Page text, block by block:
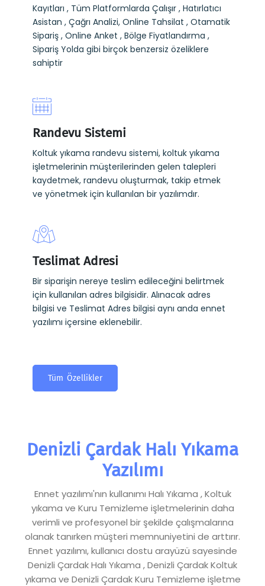
Kayıtları , Tüm Platformlarda Çalışır , Hatırlatıcı
Asistan , Çağrı Analizi, Online Tahsilat , Otamatik
Sipariş , Online Anket , Bölge Fiyatlandırma ,
Sipariş Yolda gibi birçok benzersiz özeliklere
sahiptir
Randevu Sistemi
Koltuk yıkama randevu sistemi, koltuk yıkama
işletmelerinin müşterilerinden gelen talepleri
kaydetmek, randevu oluşturmak, takip etmek
ve yönetmek için kullanılan bir yazılımdır.
Teslimat Adresi
Bir siparişin nereye teslim edileceğini belirtmek
için kullanılan adres bilgisidir. Alınacak adres
bilgisi ve Teslimat Adres bilgisi aynı anda ennet
yazılımı içersine eklenebilir.
Tüm Özellikler
Denizli Çardak Halı Yıkama
Yazılımı
Ennet yazılımı'nın kullanımı Halı Yıkama , Koltuk
yıkama ve Kuru Temizleme işletmelerinin daha
verimli ve profesyonel bir şekilde çalışmalarına
olanak tanırken müşteri memnuniyetini de arttırır.
Ennet yazılımı, kullanıcı dostu arayüzü sayesinde
Denizli Çardak Halı Yıkama , Denizli Çardak Koltuk
yıkama ve Denizli Çardak Kuru Temizleme işletme